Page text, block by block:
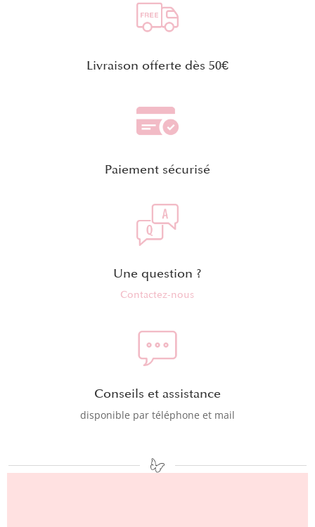
Livraison offerte dès 50€
Paiement sécurisé
Une question ?
Contactez-nous
Conseils et assistance
disponible par téléphone et mail